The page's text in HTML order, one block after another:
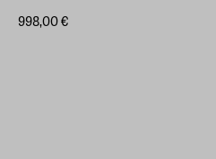
998,00 €